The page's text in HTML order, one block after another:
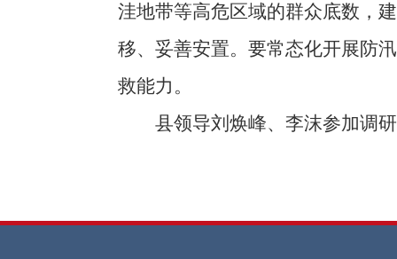
洼地带等高危区域的群众底数，
移、妥善安置。要常态化开展防
救能力。
县领导刘焕峰、李沫参加调